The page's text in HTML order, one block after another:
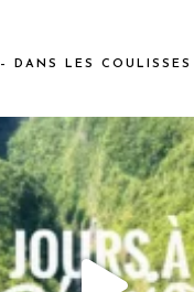
– DANS LES COULISSES